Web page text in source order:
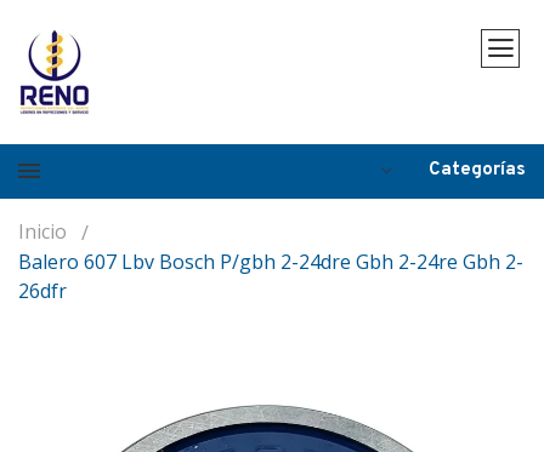
Categorías
Inicio
Balero 607 Lbv Bosch P/gbh 2-24dre Gbh 2-24re Gbh 2-
26dfr